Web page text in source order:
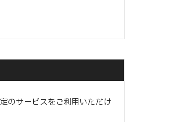
のサービスをご利用いただけ